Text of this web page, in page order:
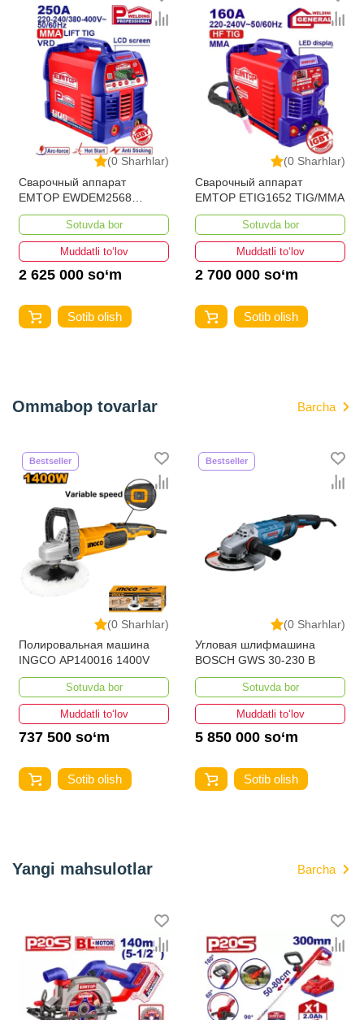
Вес (кг) 8.0
Kategoriya Сварочные аппараты (MMA-ARC)
(0 Sharhlar)
Сварочный аппарат
EMTOP EWDEM2568
MMA/TIG Lift
Sotuvda bor
Muddatli to‘lov
2 625 000 so‘m
Sotib olish
(0 Sharhlar)
Сварочный аппарат
EMTOP ETIG1652 TIG/MMA
Sotuvda bor
Muddatli to‘lov
2 700 000 so‘m
Sotib olish
Ommabop tovarlar Barcha
(0 Sharhlar)
Bestseller
Полировальная машина
INGCO AP140016 1400V
Sotuvda bor
Muddatli to‘lov
737 500 so‘m
Sotib olish
(0 Sharhlar)
Bestseller
Угловая шлифмашина
BOSCH GWS 30-230 B
Sotuvda bor
Muddatli to‘lov
5 850 000 so‘m
Sotib olish
Yangi mahsulotlar Barcha